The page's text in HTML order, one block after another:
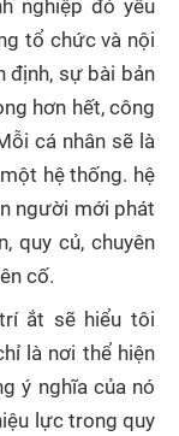
nghiệp đó yêu
tổ chức và nội
định, sự bài bản
hơn hết, công
cá nhân sẽ là
hệ thống. hệ
người mới phát
quy củ, chuyên
cố.
ắt sẽ hiểu tôi
là nơi thể hiện
ý nghĩa của nó
lực trong quy